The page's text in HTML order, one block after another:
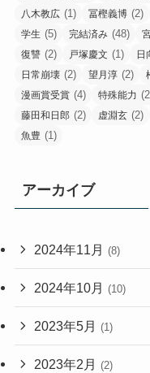
八木教広 (1) 冨樫義博 (2)
学生 (5) 完結済み (48)
復讐 (2) 戸塚慶文 (1) 日
日常崩壊 (2) 望月淳 (2)
漫画賞受賞 (4) 特殊能力
藤田和日郎 (2) 虚淵玄 (2)
魚豊 (1)
アーカイブ
2024年11月 (8)
2024年10月 (10)
2023年5月 (1)
2023年2月 (2)